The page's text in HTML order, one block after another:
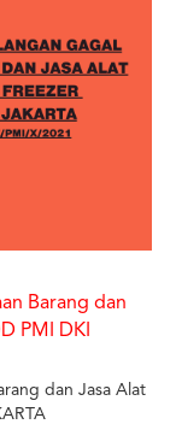
Barang dan
PMI DKI
dan Jasa Alat